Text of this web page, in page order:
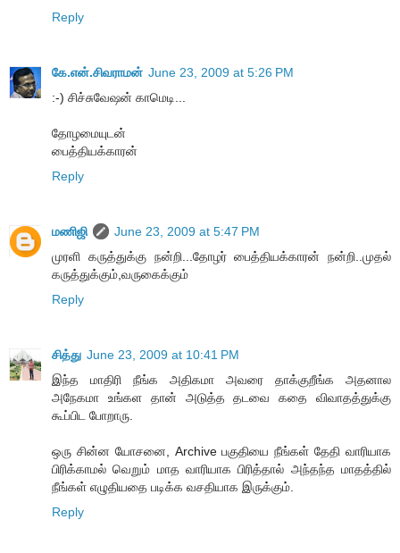
Reply
கே.என்.சிவராமன் June 23, 2009 at 5:26 PM
:-) சிச்சுவேஷன் காமெடி...
தோழமையுடன்
பைத்தியக்காரன்
Reply
மணிஜி
June 23, 2009 at 5:47 PM
முரளி கருத்துக்கு நன்றி...தோழர் பைத்தியக்காரன் நன்றி..முதல்
கருத்துக்கும்,வருகைக்கும்
Reply
சித்து June 23, 2009 at 10:41 PM
இந்த மாதிரி நீங்க அதிகமா அவரை தாக்குறீங்க அதனால
அநேகமா உங்கள தான் அடுத்த தடவை கதை விவாதத்துக்கு
கூப்பிட போறாரு.
ஒரு சின்ன யோசனை, Archive பகுதியை நீங்கள் தேதி வாரியாக
பிரிக்காமல் வெறும் மாத வாரியாக பிரித்தால் அந்தந்த மாதத்தில்
நீங்கள் எழுதியதை படிக்க வசதியாக இருக்கும்.
Reply